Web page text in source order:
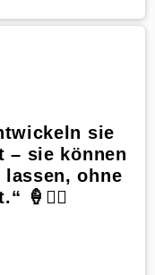
sie
– sie können
ohne
🍦🧙‍♀️